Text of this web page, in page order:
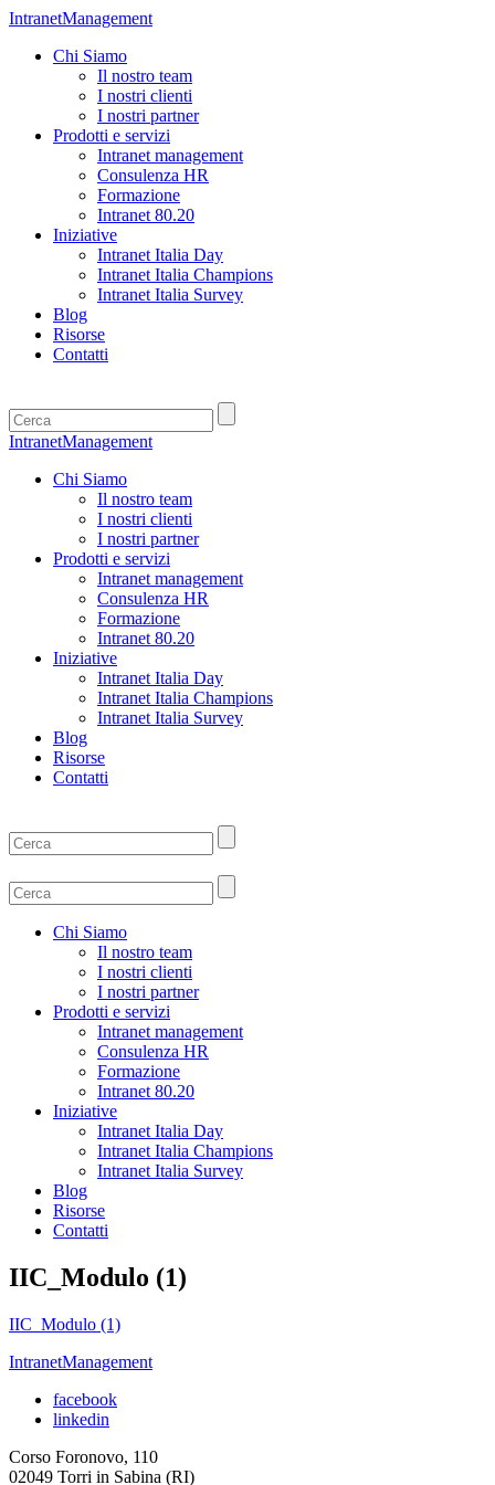
IntranetManagement
Chi Siamo
Il nostro team
I nostri clienti
I nostri partner
Prodotti e servizi
Intranet management
Consulenza HR
Formazione
Intranet 80.20
Iniziative
Intranet Italia Day
Intranet Italia Champions
Intranet Italia Survey
Blog
Risorse
Contatti
IntranetManagement
Chi Siamo
Il nostro team
I nostri clienti
I nostri partner
Prodotti e servizi
Intranet management
Consulenza HR
Formazione
Intranet 80.20
Iniziative
Intranet Italia Day
Intranet Italia Champions
Intranet Italia Survey
Blog
Risorse
Contatti
Chi Siamo
Il nostro team
I nostri clienti
I nostri partner
Prodotti e servizi
Intranet management
Consulenza HR
Formazione
Intranet 80.20
Iniziative
Intranet Italia Day
Intranet Italia Champions
Intranet Italia Survey
Blog
Risorse
Contatti
IIC_Modulo (1)
IIC_Modulo (1)
IntranetManagement
facebook
linkedin
Corso Foronovo, 110
02049 Torri in Sabina (RI)